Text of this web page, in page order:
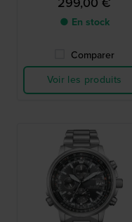
● En stock
Comparer
Voir les produits